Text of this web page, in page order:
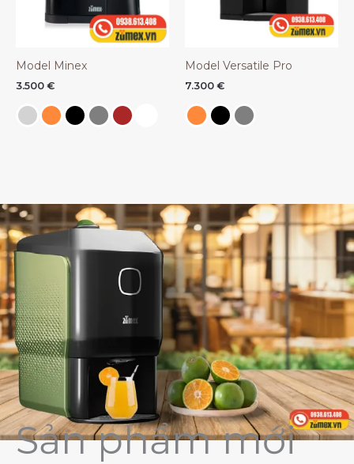
Model Minex
3.500 €
Model Versatile Pro
7.300 €
Sản phẩm mới